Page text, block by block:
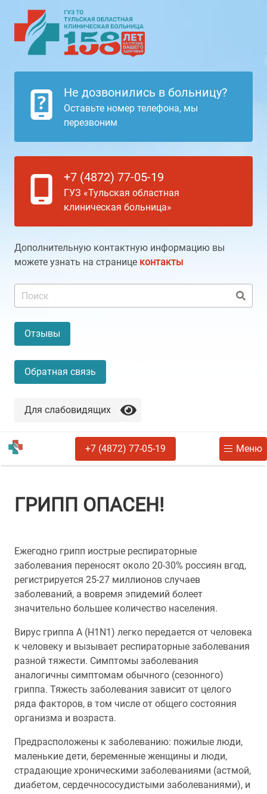
Не дозвонились в больницу?
Оставьте номер телефона, мы
перезвоним
+7 (4872) 77-05-19
ГУЗ «Тульская областная
клиническая больница»
Дополнительную контактную информацию вы
можете узнать на странице контакты
Отзывы
Обратная связь
Для слабовидящих
+7 (4872) 77-05-19 Меню
ГРИПП ОПАСЕН!
Ежегодно грипп иострые респираторные
заболевания переносят около 20-30% россиян вгод,
регистрируется 25-27 миллионов случаев
заболеваний, а вовремя эпидемий болеет
значительно большее количество населения.
Вирус гриппа A (H1N1) легко передается от человека
к человеку и вызывает респираторные заболевания
разной тяжести. Симптомы заболевания
аналогичны симптомам обычного (сезонного)
гриппа. Тяжесть заболевания зависит от целого
ряда факторов, в том числе от общего состояния
организма и возраста.
Предрасположены к заболеванию: пожилые люди,
маленькие дети, беременные женщины и люди,
страдающие хроническими заболеваниями (астмой,
диабетом, сердечнососудистыми заболеваниями), и